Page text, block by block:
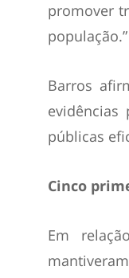
promover
população.”
Barros
públicas
Cinco
Em